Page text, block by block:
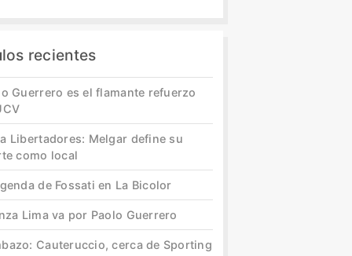
recientes
Guerrero es el flamante refuerzo
Libertadores: Melgar define su
como local
de Fossati en La Bicolor
Lima va por Paolo Guerrero
Cauteruccio, cerca de Sporting